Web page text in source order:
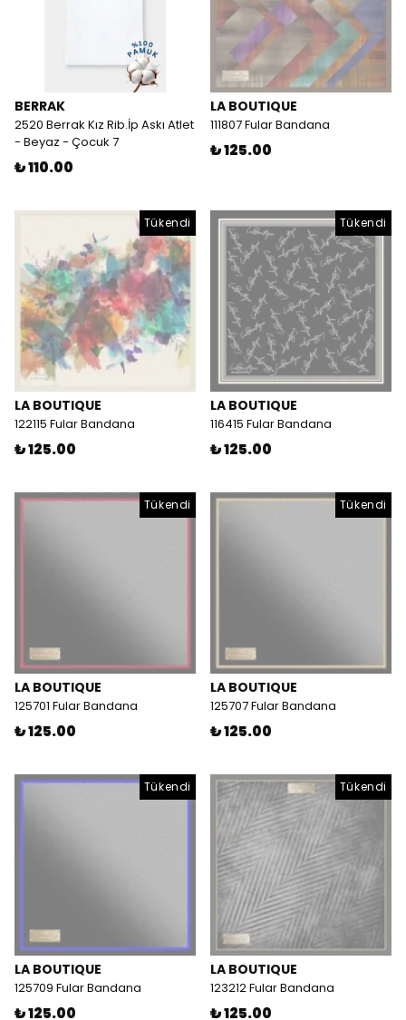
BERRAK
2520 Berrak Kız Rib.İp Askı Atlet
- Beyaz - Çocuk 7
₺ 110.00
LA BOUTIQUE
111807 Fular Bandana
₺ 125.00
Tükendi
LA BOUTIQUE
122115 Fular Bandana
₺ 125.00
Tükendi
LA BOUTIQUE
116415 Fular Bandana
₺ 125.00
Tükendi
LA BOUTIQUE
125701 Fular Bandana
₺ 125.00
Tükendi
LA BOUTIQUE
125707 Fular Bandana
₺ 125.00
Tükendi
LA BOUTIQUE
125709 Fular Bandana
₺ 125.00
Tükendi
LA BOUTIQUE
123212 Fular Bandana
₺ 125.00